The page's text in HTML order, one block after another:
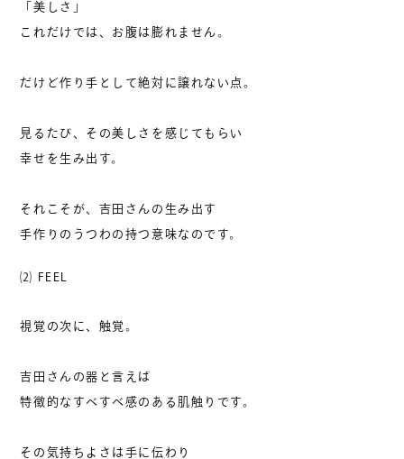
「美しさ」
これだけでは、お腹は膨れません。
だけど作り手として絶対に譲れない点。
見るたび、その美しさを感じてもらい
幸せを生み出す。
​それこそが、吉田さんの生み出す
手作りのうつわの持つ意味なのです。
⑵ FEEL
視覚の次に、触覚。
吉田さんの器と言えば
特徴的なすべすべ感のある肌触りです。
その気持ちよさは手に伝わり